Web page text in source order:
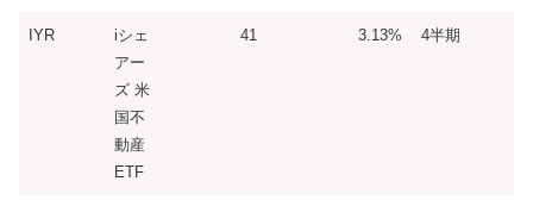
IYR
iシェ
アー
ズ 米
国不
動産
ETF
41 3.13% 4半期